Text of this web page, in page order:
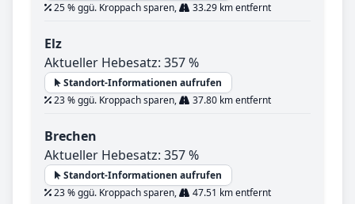
25 % ggü. Kroppach sparen,
33.29 km entfernt
Elz
Aktueller Hebesatz: 357 %
Standort-Informationen aufrufen
23 % ggü. Kroppach sparen,
37.80 km entfernt
Brechen
Aktueller Hebesatz: 357 %
Standort-Informationen aufrufen
23 % ggü. Kroppach sparen,
47.51 km entfernt